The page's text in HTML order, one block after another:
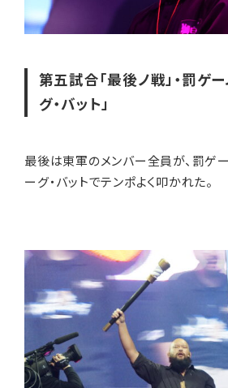
第五試合「最後ノ戦」・罰ゲ
グ・バット」
最後は東軍のメンバー全員が、罰ゲ
ーグ・バットでテンポよく叩かれた。